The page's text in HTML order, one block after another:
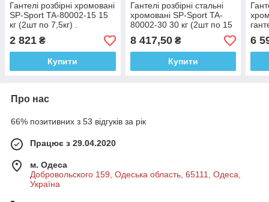
Гантелі розбірні хромовані
SP-Sport TA-80002-15 15
кг (2шт по 7,5кг) .
2 821 ₴
Купити
Гантелі розбірні стальні
хромовані SP-Sport TA-
80002-30 30 кг (2шт по 15
кг)
8 417,50₴
Купити
6
Про нас
66% позитивних з 53 відгуків за рік
Працює з 29.04.2020
м. Одеса
Добровольского 159, Одеська область, 65111, Одеса,
Україна